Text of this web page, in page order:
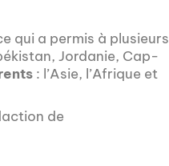
qui a permis à plusieurs
Jordanie, Cap-
: l’Asie, l’Afrique et
de